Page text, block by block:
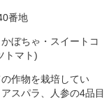
番地
ぼちゃ・スイートコ
トマト)
作物を栽培してい
スパラ、人参の4品目